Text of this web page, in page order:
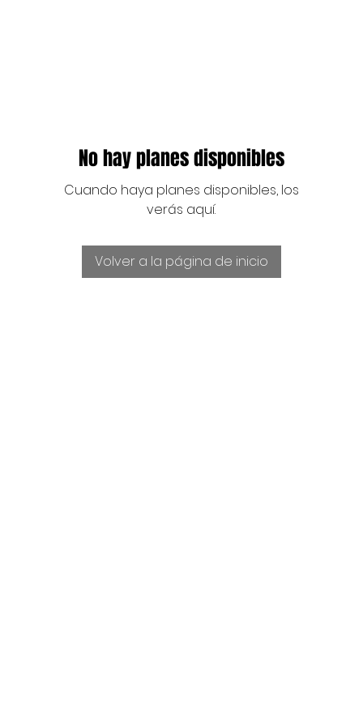
No hay planes disponibles
Cuando haya planes disponibles, los
verás aquí.
Volver a la página de inicio